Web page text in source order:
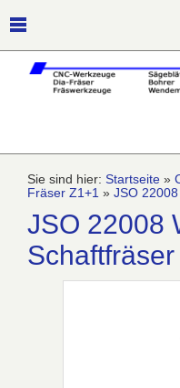
Sie sind hier: Startseite »
Fräser Z1+1 » JSO
JSO 22008